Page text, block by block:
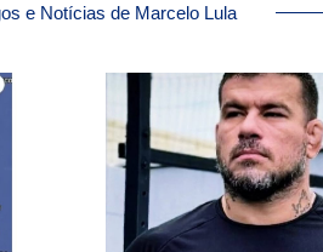
e Notícias de Marcelo Lula